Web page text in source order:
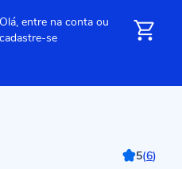
Olá, entre na conta ou
cadastre-se
5(6)